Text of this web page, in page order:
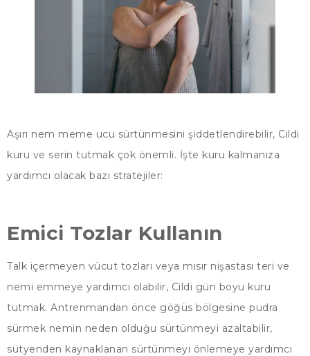
Aşırı nem meme ucu sürtünmesini şiddetlendirebilir, Cildi
kuru ve serin tutmak çok önemli. İşte kuru kalmanıza
yardımcı olacak bazı stratejiler:
Emici Tozlar Kullanın
Talk içermeyen vücut tozları veya mısır nişastası teri ve
nemi emmeye yardımcı olabilir, Cildi gün boyu kuru
tutmak. Antrenmandan önce göğüs bölgesine pudra
sürmek nemin neden olduğu sürtünmeyi azaltabilir,
sütyenden kaynaklanan sürtünmeyi önlemeye yardımcı